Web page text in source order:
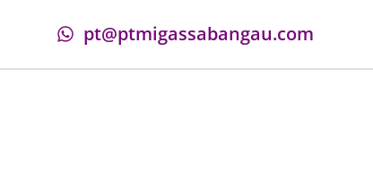
pt@ptmigassabangau.com